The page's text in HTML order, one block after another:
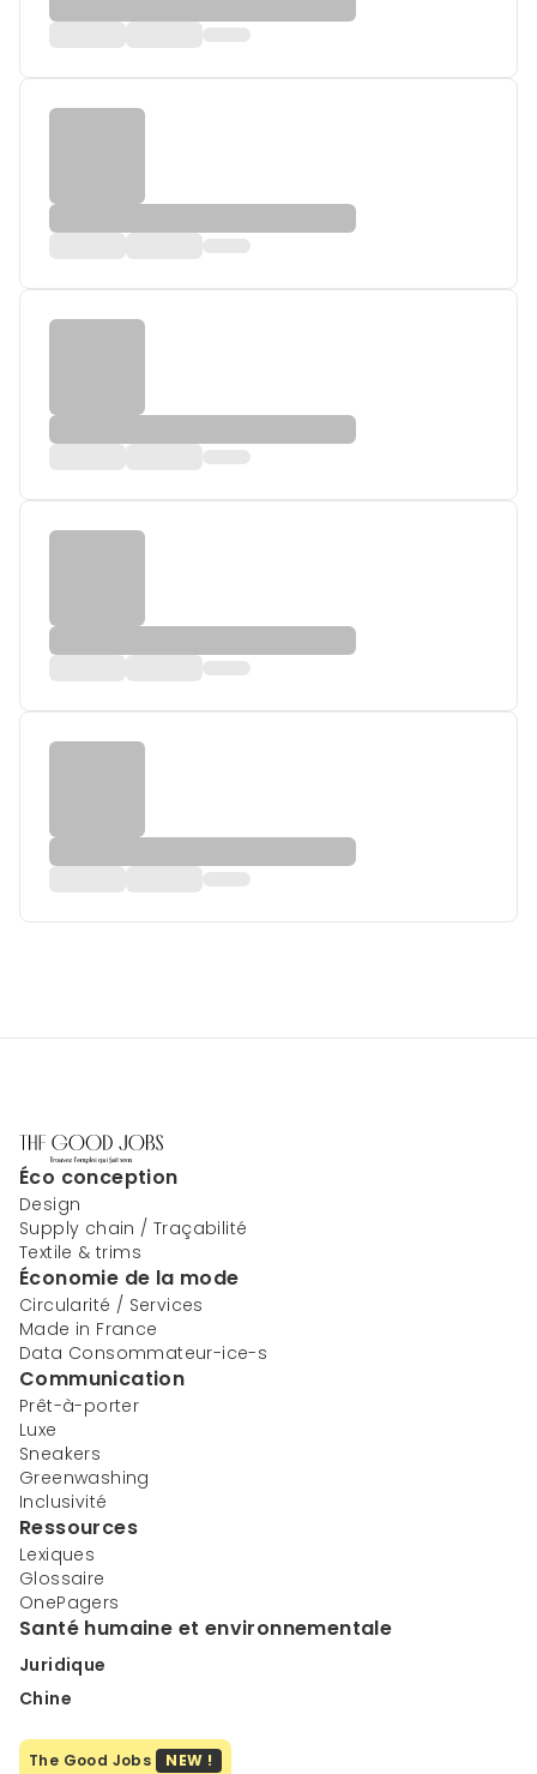
Éco conception
Design
Supply chain / Traçabilité
Textile & trims
Économie de la mode
Circularité / Services
Made in France
Data Consommateur-ice-s
Communication
Prêt-à-porter
Luxe
Sneakers
Greenwashing
Inclusivité
Ressources
Lexiques
Glossaire
OnePagers
Santé humaine et environnementale
Juridique
Chine
The Good Jobs NEW !